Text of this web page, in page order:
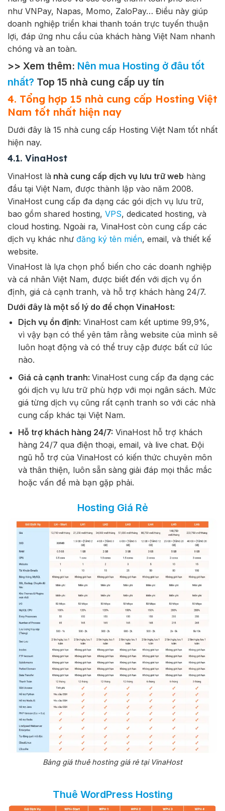
như VNPay, Napas, Momo, ZaloPay… Điều này giúp
doanh nghiệp triển khai thanh toán trực tuyến thuận
lợi, đáp ứng nhu cầu của khách hàng Việt Nam nhanh
chóng và an toàn.
>> Xem thêm: Nên mua Hosting ở đâu tốt
nhất? Top 15 nhà cung cấp uy tín
4. Tổng hợp 15 nhà cung cấp Hosting Việt
Nam tốt nhất hiện nay
Dưới đây là 15 nhà cung cấp Hosting Việt Nam tốt nhất
hiện nay.
4.1. VinaHost
VinaHost là nhà cung cấp dịch vụ lưu trữ web hàng
đầu tại Việt Nam, được thành lập vào năm 2008.
VinaHost cung cấp đa dạng các gói dịch vụ lưu trữ,
bao gồm shared hosting, VPS, dedicated hosting, và
cloud hosting. Ngoài ra, VinaHost còn cung cấp các
dịch vụ khác như đăng ký tên miền, email, và thiết kế
website.
VinaHost là lựa chọn phổ biến cho các doanh nghiệp
và cá nhân Việt Nam, được biết đến với dịch vụ ổn
định, giá cả cạnh tranh, và hỗ trợ khách hàng 24/7.
Dưới đây là một số lý do để chọn VinaHost:
Dịch vụ ổn định: VinaHost cam kết uptime 99,9%,
vì vậy bạn có thể yên tâm rằng website của mình sẽ
luôn hoạt động và có thể truy cập được bất cứ lúc
nào.
Giá cả cạnh tranh: VinaHost cung cấp đa dạng các
gói dịch vụ lưu trữ phù hợp với mọi ngân sách. Mức
giá từng dịch vụ cũng rất cạnh tranh so với các nhà
cung cấp khác tại Việt Nam.
Hỗ trợ khách hàng 24/7: VinaHost hỗ trợ khách
hàng 24/7 qua điện thoại, email, và live chat. Đội
ngũ hỗ trợ của VinaHost có kiến thức chuyên môn
và thân thiện, luôn sẵn sàng giải đáp mọi thắc mắc
hoặc vấn đề mà bạn gặp phải.
Hosting Giá Rẻ
Bảng giá thuê hosting giá rẻ tại VinaHost
Thuê WordPress Hosting